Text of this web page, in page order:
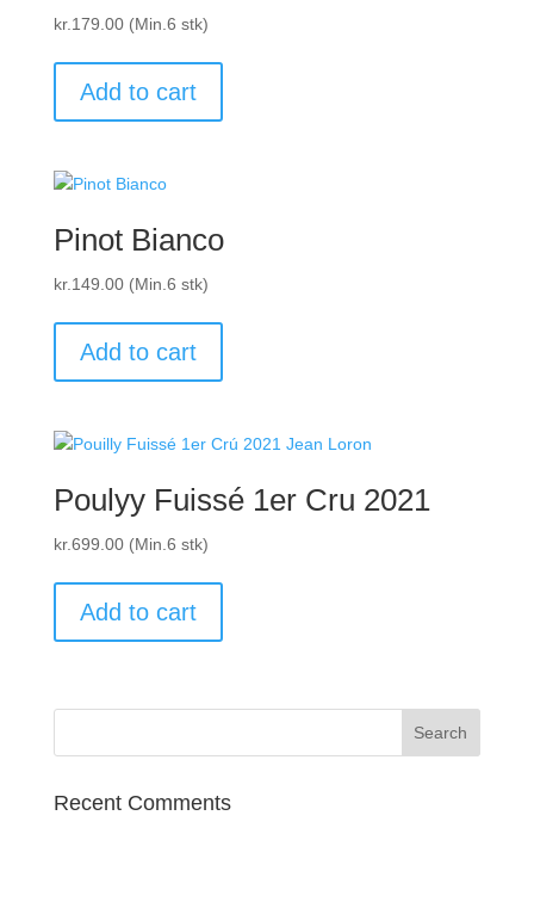
kr. 179.00(Min.6 stk)
Add to cart
Pinot Bianco
kr.149.00(Min.6 stk)
Add to cart
Poulyy Fuissé 1er Cru 2021
kr.699.00(Min.6 stk)
Add to cart
Recent Comments